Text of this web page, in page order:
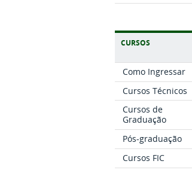
CURSOS
Como Ingressar
Cursos Técnicos
Cursos de
Graduação
Pós-graduação
Cursos FIC